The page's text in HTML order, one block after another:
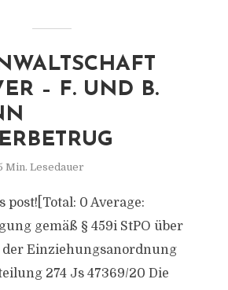
– F. UND B.
Min. Lesedauer
post![Total: 0 Average:
gemäß § 459i StPO über
der Einziehungsanordnung
274 Js 47369/​20 Die